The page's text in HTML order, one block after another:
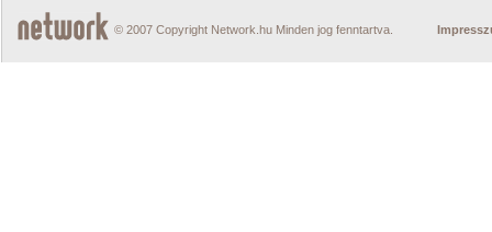
© 2007 Copyright Network.hu Minden jog fenntartva.